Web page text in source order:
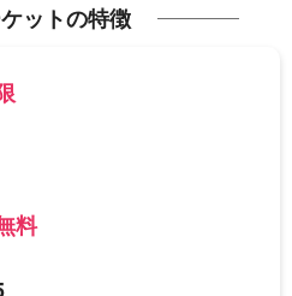
ットの特徴
料